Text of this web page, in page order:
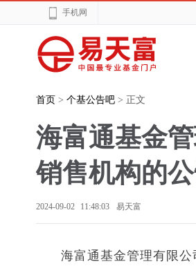
手机网
首页 > 个基公告吧 > 正文
海富通基金
销售机构的
2024-09-02 11:48:03 易天富
海富通基金管理有限